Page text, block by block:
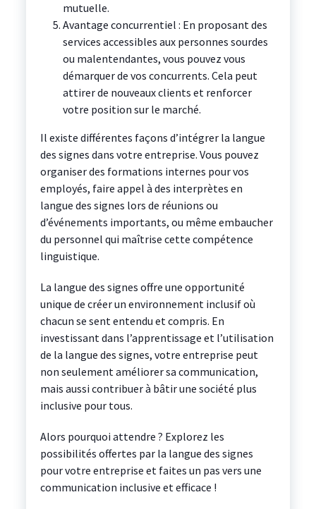
mutuelle.
Avantage concurrentiel : En proposant des
services accessibles aux personnes sourdes
ou malentendantes, vous pouvez vous
démarquer de vos concurrents. Cela peut
attirer de nouveaux clients et renforcer
votre position sur le marché.
Il existe différentes façons d’intégrer la langue
des signes dans votre entreprise. Vous pouvez
organiser des formations internes pour vos
employés, faire appel à des interprètes en
langue des signes lors de réunions ou
d’événements importants, ou même embaucher
du personnel qui maîtrise cette compétence
linguistique.
La langue des signes offre une opportunité
unique de créer un environnement inclusif où
chacun se sent entendu et compris. En
investissant dans l’apprentissage et l’utilisation
de la langue des signes, votre entreprise peut
non seulement améliorer sa communication,
mais aussi contribuer à bâtir une société plus
inclusive pour tous.
Alors pourquoi attendre ? Explorez les
possibilités offertes par la langue des signes
pour votre entreprise et faites un pas vers une
communication inclusive et efficace !